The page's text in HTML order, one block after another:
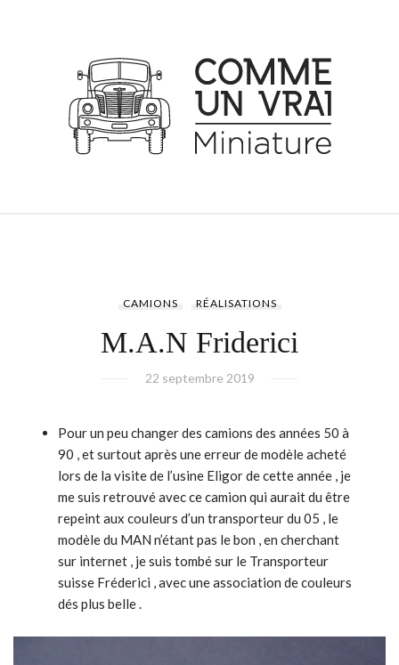
CAMIONS RÉALISATIONS
M.A.N Friderici
22 septembre 2019
Pour un peu changer des camions des années 50 à
90 , et surtout après une erreur de modèle acheté
lors de la visite de l’usine Eligor de cette année , je
me suis retrouvé avec ce camion qui aurait du être
repeint aux couleurs d’un transporteur du 05 , le
modèle du MAN n’étant pas le bon , en cherchant
sur internet , je suis tombé sur le Transporteur
suisse Fréderici , avec une association de couleurs
dés plus belle .